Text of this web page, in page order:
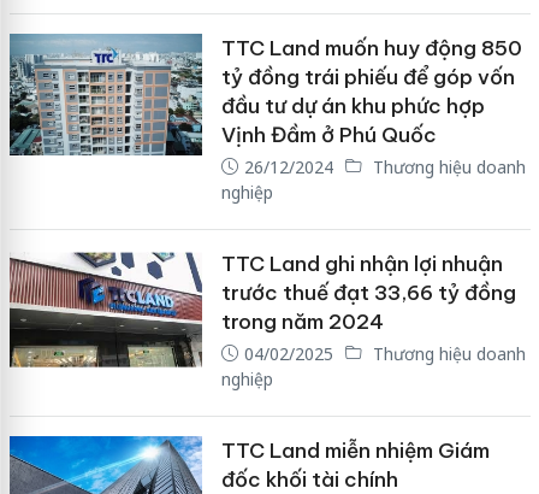
TTC Land muốn huy động 850
tỷ đồng trái phiếu để góp vốn
đầu tư dự án khu phức hợp
Vịnh Đầm ở Phú Quốc
26/12/2024
Thương hiệu doanh
nghiệp
TTC Land ghi nhận lợi nhuận
trước thuế đạt 33,66 tỷ đồng
trong năm 2024
04/02/2025
Thương hiệu doanh
nghiệp
TTC Land miễn nhiệm Giám
đốc khối tài chính